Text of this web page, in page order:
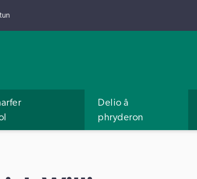
Delio â
phryderon